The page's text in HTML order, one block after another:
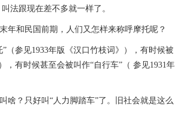
法跟现在差不多就一样了。
年和民国前期，人们又怎样来称呼摩托呢？
（参见1933年版《汉口竹枝词》），有时候被
，有时候甚至会被叫作“自行车”（ 参见1931年
啥？只好叫“人力脚踏车”了。旧社会就是这么